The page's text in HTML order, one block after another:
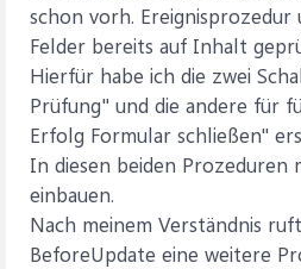
schon vorh. Ereignisprozedur
Felder bereits auf Inhalt
Hierfür habe ich die zwei
Prüfung" und die andere für
Erfolg Formular schließen"
In diesen beiden Prozeduren
einbauen.
Nach meinem Verständnis
BeforeUpdate eine weitere